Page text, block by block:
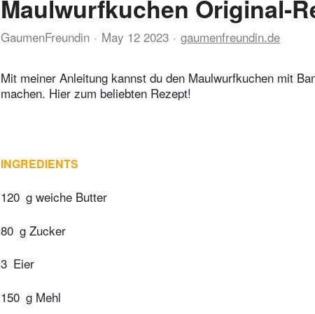
Maulwurfkuchen Original-
GaumenFreundin May 12 2023 gaumenfreundin.de
Mit meiner Anleitung kannst du den Maulwurfkuchen mit
machen. Hier zum beliebten Rezept!
INGREDIENTS
120 g weiche Butter
80 g Zucker
3 Eier
150 g Mehl